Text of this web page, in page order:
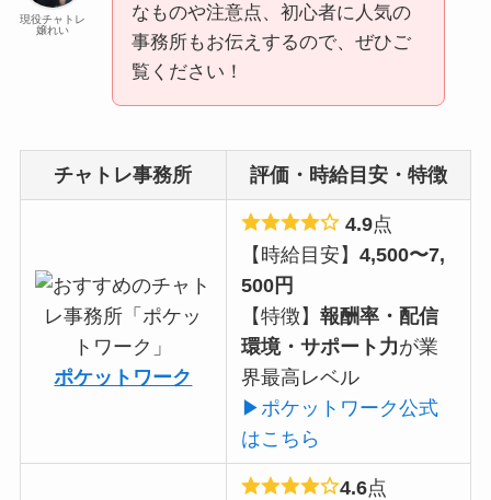
現役チャトレ
嬢れい
なものや注意点、初心者に人気の
事務所もお伝えするので、ぜひご
覧ください！
チャトレ事務所 評価・時給目安・特徴
ポケットワーク
4.9点
【時給目安】4,500〜7,
500円
【特徴】報酬率・配信
環境・サポート力が業
界最高レベル
▶ポケットワーク公式
はこちら
4.6点